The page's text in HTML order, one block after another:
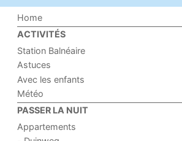
Home
ACTIVITÉS
Station Balnéaire
Astuces
Avec les enfants
Météo
PASSER LA NUIT
Appartements